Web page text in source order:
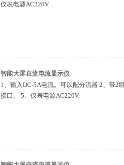
仪表电源AC220V.
智能大屏直流电流显示仪
1、输入DC-5A电流。可以配分流器 2、带2
接口。 5、仪表电源AC220V.